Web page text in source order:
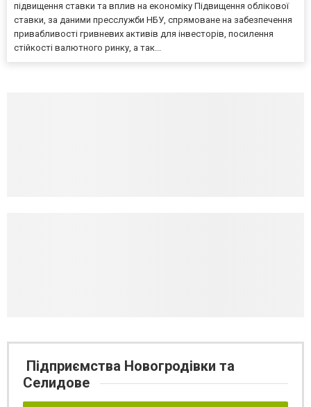
підвищення ставки та вплив на економіку Підвищення облікової
ставки, за даними пресслужби НБУ, спрямоване на забезпечення
привабливості гривневих активів для інвесторів, посилення
стійкості валютного ринку, а так...
Підприємства Новогродівки та
Селидове